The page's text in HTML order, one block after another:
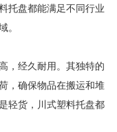
托盘都能满足不同行业
。
经久耐用。其独特的
，确保物品在搬运和堆
轻货，川式塑料托盘都